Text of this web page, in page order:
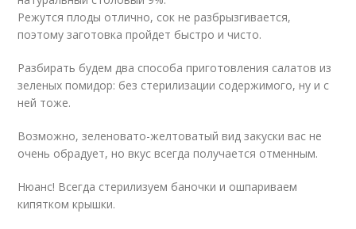
Режутся плоды отлично, сок не разбрызгивается,
поэтому заготовка пройдет быстро и чисто.
Разбирать будем два способа приготовления салатов из
зеленых помидор: без стерилизации содержимого, ну и с
ней тоже.
Возможно, зеленовато-желтоватый вид закуски вас не
очень обрадует, но вкус всегда получается отменным.
Нюанс! Всегда стерилизуем баночки и ошпариваем
кипятком крышки.